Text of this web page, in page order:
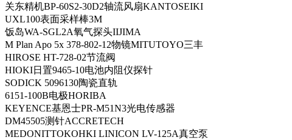
关东精机BP-60S2-30D2轴流风扇KANTOSEIKI
UXL100表面采样棒3M
饭岛WA-SGL2A氧气探头IIJIMA
M Plan Apo 5x 378-802-12物镜MITUTOYO三丰
HIROSE HT-728-02节流阀
HIOKI日置9465-10电池内阻仪探针
SODICK 5096130陶瓷直轨
6151-100B电极HORIBA
KEYENCE基恩士PR-M51N3光电传感器
DM45505测针ACCRETECH
MEDONITTOKOHKI LINICON LV-125A真空泵